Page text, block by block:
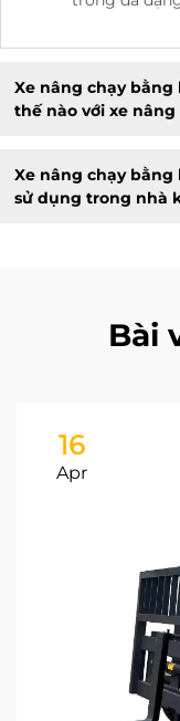
Xe nâng chạy
thế nào với xe nâng
Xe nâng chạy
sử dụng trong nhà
Bài
16
Apr